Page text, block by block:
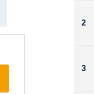
2
3